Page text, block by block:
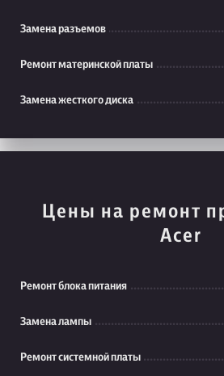
Замена разъемов
Ремонт материнской платы
Замена жесткого диска
Цены на ремонт
Acer
Ремонт блока питания
Замена лампы
Ремонт системной платы